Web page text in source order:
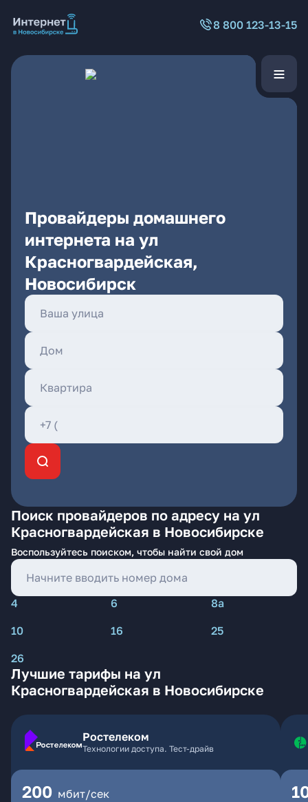
8 800 123-13-15
Провайдеры домашнего
интернета на ул
Красногвардейская,
Новосибирск
Поиск провайдеров по адресу на ул
Красногвардейская в Новосибирске
Воспользуйтесь поиском, чтобы найти свой дом
4 6
8а
10
16
25
26
Лучшие тарифы на ул
Красногвардейская в Новосибирске
Ростелеком
Технологии доступа. Тест-драйв
200 мбит/сек